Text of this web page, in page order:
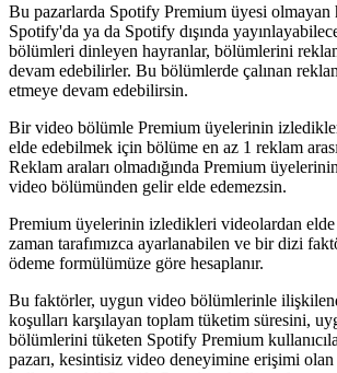
Bu pazarlarda Spotify Premium üyesi olmayan
Spotify'da ya da Spotify dışında
bölümleri dinleyen hayranlar, bölümlerini
devam edebilirler. Bu bölümlerde çalınan
etmeye devam edebilirsin.
Bir video bölümle Premium üyelerinin
elde edebilmek için bölüme en az 1 reklam
Reklam araları olmadığında Premium
video bölümünden gelir elde edemezsin.
Premium üyelerinin izledikleri videolardan
zaman tarafımızca ayarlanabilen ve bir dizi
ödeme formülümüze göre hesaplanır.
Bu faktörler, uygun video bölümlerinle
koşulları karşılayan toplam tüketim süresini,
bölümlerini tüketen Spotify Premium
pazarı, kesintisiz video deneyimine erişimi